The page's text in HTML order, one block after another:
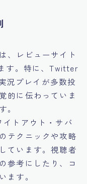
、レビューサイト
す。特に、Twitter
況プレイが多数投
的に伝わっていま
。
トアウト・サバ
テクニックや攻略
ています。視聴者
参考にしたり、コ
ます。